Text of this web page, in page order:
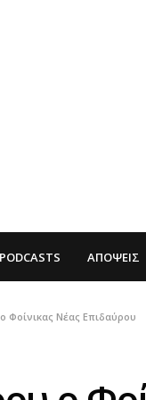
PODCASTS ΑΠΌΨΕΙΣ
Φοίνικας Νέας Επιδαύρου